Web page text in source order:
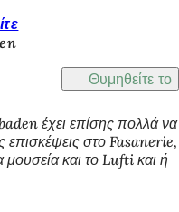
Θυμηθείτε το
έχει επίσης πολλά να
επισκέψεις στο Fasanerie,
και το Lufti και ή